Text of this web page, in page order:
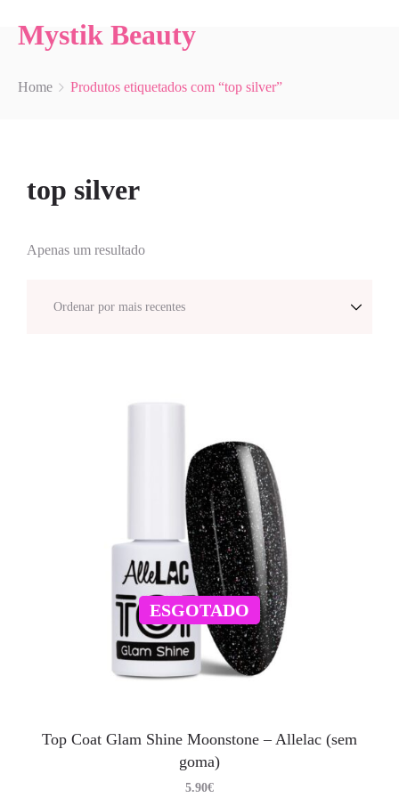
Mystik Beauty
Home Produtos etiquetados com “top silver”
top silver
Apenas um resultado
ESGOTADO
Top Coat Glam Shine Moonstone – Allelac (sem
goma)
5.90€